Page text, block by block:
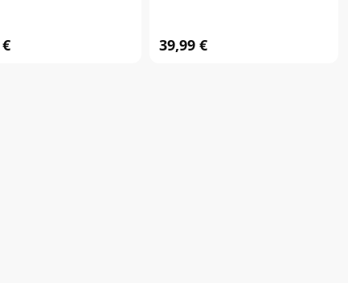
39,99 €